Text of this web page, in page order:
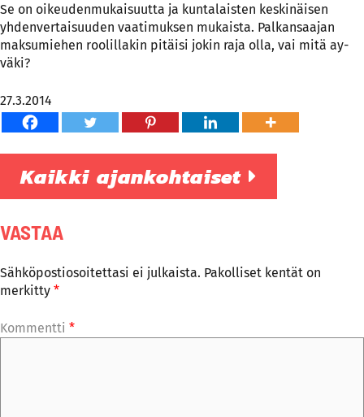
Se on oikeudenmukaisuutta ja kuntalaisten keskinäisen
yhdenvertaisuuden vaatimuksen mukaista. Palkansaajan
maksumiehen roolillakin pitäisi jokin raja olla, vai mitä ay-
väki?
27.3.2014
Kaikki ajankohtaiset
VASTAA
Sähköpostiosoitettasi ei julkaista. Pakolliset kentät on
merkitty *
Kommentti *